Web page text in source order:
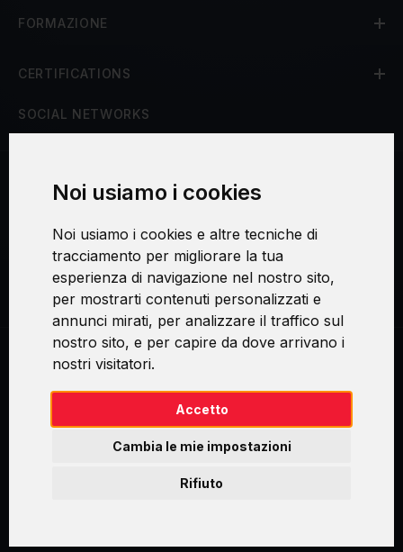
Noi usiamo i cookies
Noi usiamo i cookies e altre tecniche di
tracciamento per migliorare la tua
esperienza di navigazione nel nostro sito,
per mostrarti contenuti personalizzati e
annunci mirati, per analizzare il traffico sul
nostro sito, e per capire da dove arrivano i
nostri visitatori.
Accetto
Rifiuto
Cambia le mie impostazioni
FORMAZIONE
CERTIFICATIONS
SOCIAL NETWORKS
Procedura di reclamo
Consenso al trattamento dei dati personali
Sicurezza e privacy
Swirl logoTM je ochranná známka společnosti AXELOS Limited. ITIL®
je registrovanou ochrannou známkou AXELOS Limited. PRINCE2® je
registrovanou ochrannou známkou AXELOS Limited. MSP® je
registrovanou ochrannou známkou AXELOS Limited & TAYLLORCOX
trade mark of AXELOS Limited. Copyright© AXELOS Limited 2009.